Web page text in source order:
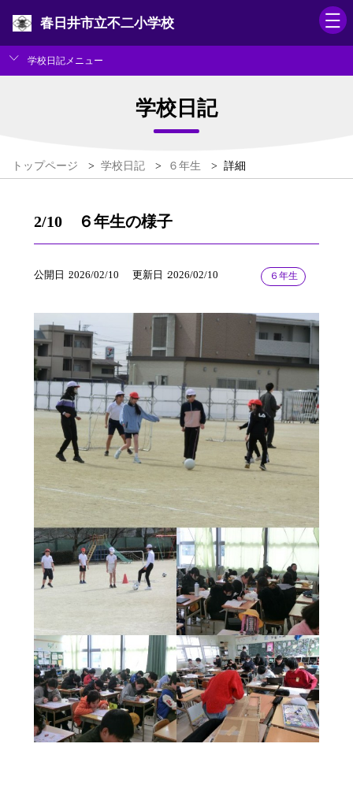
春日井市立不二小学校
学校日記メニュー
学校日記
トップページ > 学校日記 > ６年生 > 詳細
2/10 ６年生の様子
公開日 2026/02/10 更新日 2026/02/10 ６年生